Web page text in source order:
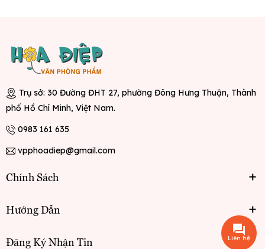
Trụ sở: 30 Đường ĐHT 27, phường Đông Hưng Thuận, Thành
phố Hồ Chí Minh, Việt Nam.
0983 161 635
vpphoadiep@gmail.com
Chính Sách
Hướng Dẫn
Đăng Ký Nhận Tin Liên hệ